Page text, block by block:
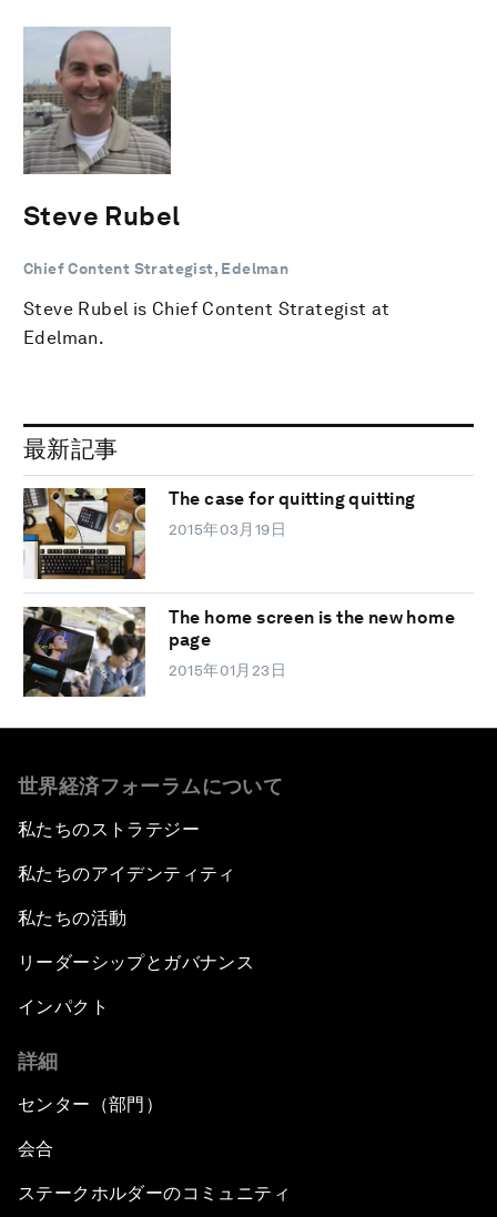
Steve Rubel
Chief Content Strategist, Edelman
Steve Rubel is Chief Content Strategist at
Edelman.
最新記事
The case for quitting quitting
2015年03月19日
The home screen is the new home
page
2015年01月23日
世界経済フォーラムについて
私たちのストラテジー
私たちのアイデンティティ
私たちの活動
リーダーシップとガバナンス
インパクト
詳細
センター（部門）
会合
ステークホルダーのコミュニティ